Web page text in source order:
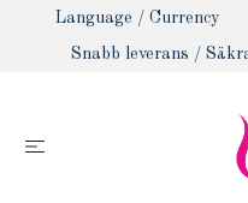
Language / Currency
Snabb leverans /